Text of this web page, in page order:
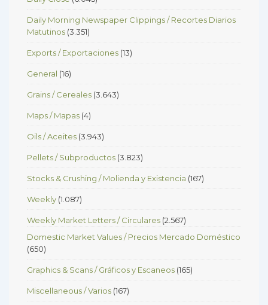
Daily Morning Newspaper Clippings / Recortes Diarios
Matutinos (3.351)
Exports / Exportaciones (13)
General (16)
Grains / Cereales (3.643)
Maps / Mapas (4)
Oils / Aceites (3.943)
Pellets / Subproductos (3.823)
Stocks & Crushing / Molienda y Existencia (167)
Weekly (1.087)
Weekly Market Letters / Circulares (2.567)
Domestic Market Values / Precios Mercado Doméstico
(650)
Graphics & Scans / Gráficos y Escaneos (165)
Miscellaneous / Varios (167)